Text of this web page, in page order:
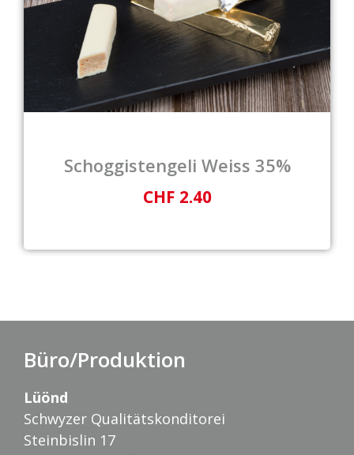
Schoggistengeli Weiss 35%
CHF 2.40
Büro/Produktion
Lüönd
Schwyzer Qualitätskonditorei
Steinbislin 17